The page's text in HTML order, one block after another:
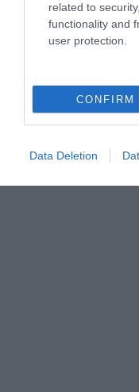
related to
functionality and
user protection.
CONFIRM
Data Deletion
felforgatják a
A Bitcoin-őrület nagy
A bődületes bevételek